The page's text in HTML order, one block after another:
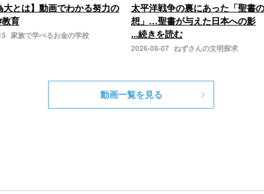
大とは】動画でわかる努力の
育
家族で学べるお金の学校
太平洋戦争の裏にあった「聖書
想」…聖書が与えた日本への影
...続きを読む
2026-08-07 ねずさんの文明探求
動画一覧を見る